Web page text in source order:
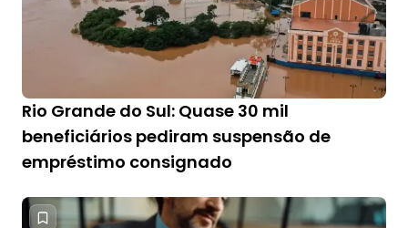
Rio Grande do Sul: Quase 30 mil
beneficiários pediram suspensão de
empréstimo consignado